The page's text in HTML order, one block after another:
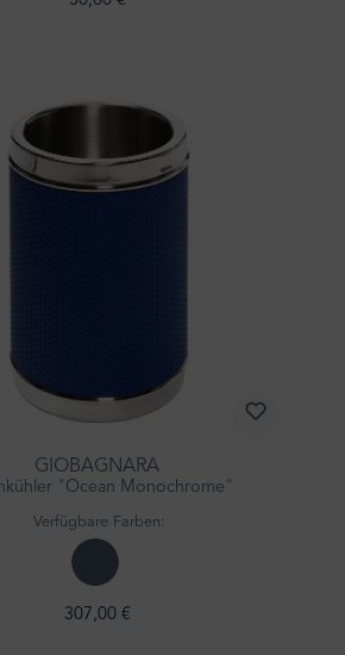
GIOBAGNARA
"Ocean Monochrome"
Verfügbare Farben:
307,00 €